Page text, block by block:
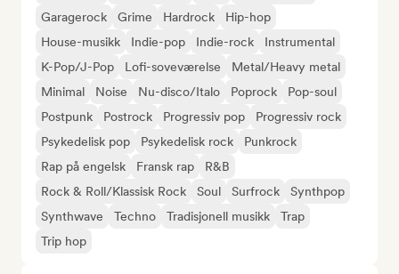
Garagerock
Grime Hardrock
Hip-hop
House-musikk
Indie-pop Indie-rock
Instrumental
K-Pop/J-Pop
Lofi-soveværelse
Metal/Heavy metal
Minimal
Noise Nu-disco/Italo Poprock
Pop-soul
Postpunk
Postrock Progressiv pop
Progressiv rock
Psykedelisk pop
Psykedelisk rock
Punkrock
Rap på engelsk
Fransk rap
R&B
Rock & Roll/Klassisk Rock
Soul Surfrock
Synthpop
Synthwave
Techno Tradisjonell musikk
Trap
Trip hop